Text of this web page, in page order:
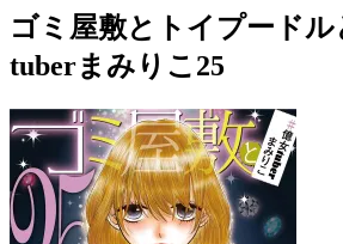
ゴミ屋敷とトイプードル
tuberまみりこ25